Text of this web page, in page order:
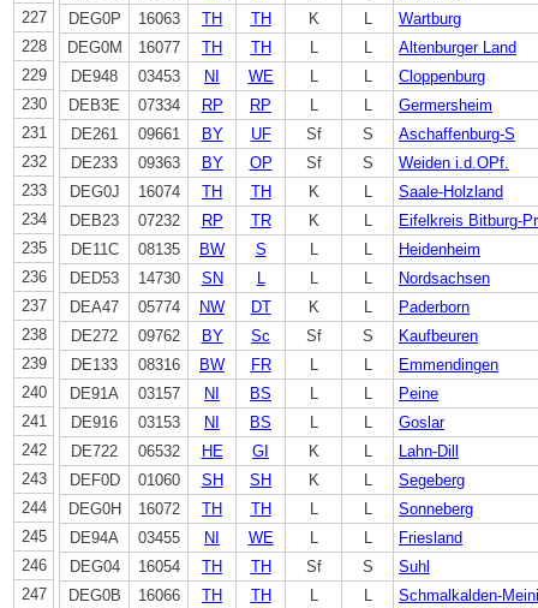
227
228
229
230
231
232
233
234
235
236
237
238
239
240
241
242
243
244
245
246
247
DEG0P
16063 TH TH K L
Wartburg
DEG0M
16077 TH TH L L
Altenburger Land
DE948
03453 NI WE L L
Cloppenburg
DEB3E
07334 RP RP L L
Germersheim
DE261
09661 BY UF Sf S
Aschaffenburg-S
DE233
09363 BY OP Sf S
Weiden i.d.OPf.
DEG0J
16074 TH TH K L
Saale-Holzland
DEB23
07232 RP TR K L
Eifelkreis Bitburg-
DE11C
08135 BW S L L
Heidenheim
DED53
14730 SN L L L
Nordsachsen
DEA47
05774 NW DT K L
Paderborn
DE272
09762 BY Sc Sf S
Kaufbeuren
DE133
08316 BW FR L L
Emmendingen
DE91A
03157 NI BS L L
Peine
DE916
03153 NI BS L L
Goslar
DE722
06532 HE GI K L
Lahn-Dill
DEF0D
01060 SH SH K L
Segeberg
DEG0H
16072 TH TH L L
Sonneberg
DE94A
03455 NI WE L L
Friesland
DEG04
16054 TH TH Sf S
Suhl
DEG0B
16066 TH TH L L Schmalkalden-